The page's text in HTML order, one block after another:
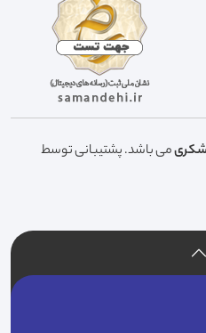
می باشد. پشتیبانی توسط